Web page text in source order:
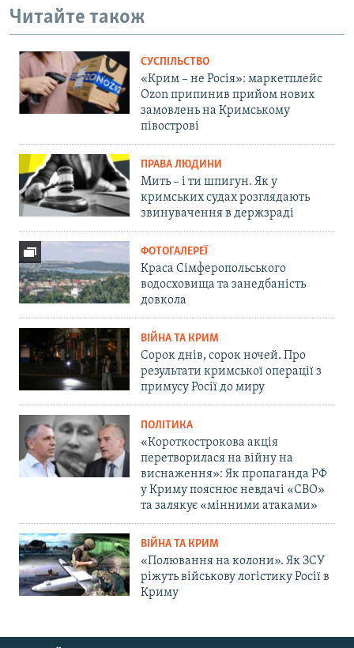
Читайте також
СУСПІЛЬСТВО
«Крим – не Росія»: маркетплейс
Ozon припинив прийом нових
замовлень на Кримському
півострові
ПРАВА ЛЮДИНИ
Мить – і ти шпигун. Як у
кримських судах розглядають
звинувачення в держзраді
ФОТОГАЛЕРЕЇ
Краса Сімферопольського
водосховища та занедбаність
довкола
ВІЙНА ТА КРИМ
Сорок днів, сорок ночей. Про
результати кримської операції з
примусу Росії до миру
ПОЛІТИКА
«Короткострокова акція
перетворилася на війну на
виснаження»: Як пропаганда РФ
у Криму пояснює невдачі «СВО»
та залякує «мінними атаками»
ВІЙНА ТА КРИМ
«Полювання на колони». Як ЗСУ
ріжуть військову логістику Росії в
Криму